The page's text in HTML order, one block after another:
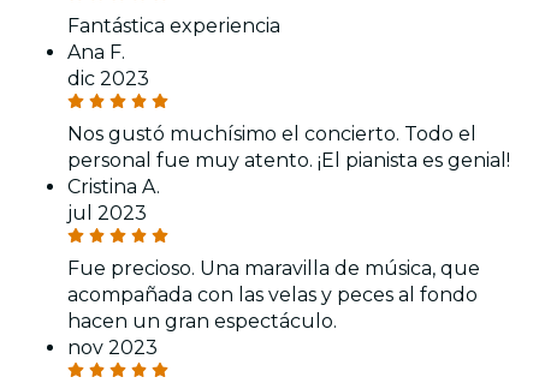
Fantástica experiencia
Ana F.
dic 2023
Nos gustó muchísimo el concierto. Todo el
personal fue muy atento. ¡El pianista es genial!
Cristina A.
jul 2023
Fue precioso. Una maravilla de música, que
acompañada con las velas y peces al fondo
hacen un gran espectáculo.
nov 2023